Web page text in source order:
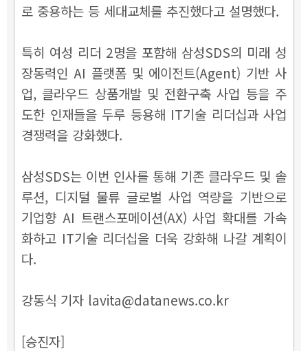
로 중용하는 등 세대교체를 추진했다고 설명했다.
특히 여성 리더 2명을 포함해 삼성SDS의 미래 성
장동력인 AI 플랫폼 및 에이전트(Agent) 기반 사
업, 클라우드 상품개발 및 전환구축 사업 등을 주
도한 인재들을 두루 등용해 IT기술 리더십과 사업
경쟁력을 강화했다.
삼성SDS는 이번 인사를 통해 기존 클라우드 및 솔
루션, 디지털 물류 글로벌 사업 역량을 기반으로
기업향 AI 트랜스포메이션(AX) 사업 확대를 가속
화하고 IT기술 리더십을 더욱 강화해 나갈 계획이
다.
강동식 기자 lavita@datanews.co.kr
[승진자]